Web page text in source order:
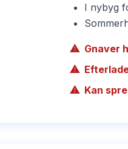
I nybyg
Gnaver
Kan